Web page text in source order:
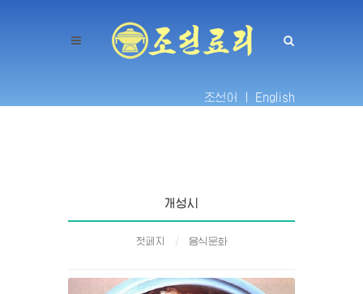
조선어 | English
개성시
첫페지 음식문화